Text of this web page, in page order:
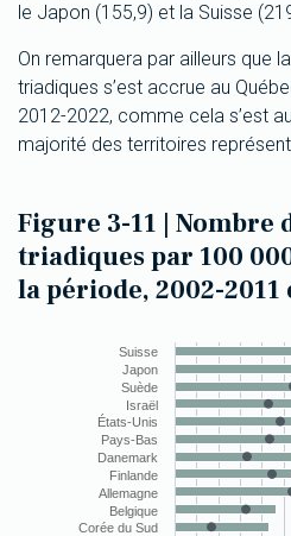
le Japon (155,9) et la Suisse
On remarquera par ailleurs que
triadiques s’est accrue au
2012-2022, comme cela s’est
majorité des territoires
Figure 3-11 | Nombre
triadiques par 100
la période, 2002-2011
Combination chart with 2 data
The chart has 1 X axis
The chart has 1 Y axis
Suisse
Japon
Suède
Israël
États-Unis
Pays-Bas
Danemark
Finlande
Allemagne
Belgique
Corée du Sud